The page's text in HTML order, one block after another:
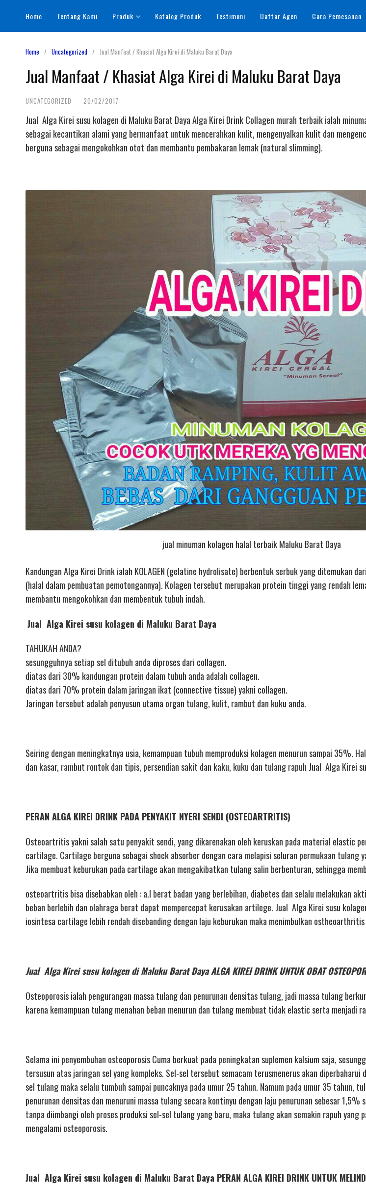
content
Home Tentang Kami Produk Katalog Produk Testimoni Daftar Agen Cara Pemesanan
Home Uncategorized Jual Manfaat / Khasiat Alga Kirei di Maluku Barat Daya
Jual Manfaat / Khasiat Alga Kirei di Maluku Barat Daya
UNCATEGORIZED · 20/02/2017
Jual Alga Kirei susu kolagen di Maluku Barat Daya Alga Kirei Drink Collagen murah terbaik ialah
sebagai kecantikan alami yang bermanfaat untuk mencerahkan kulit, mengenyalkan kulit dan
berguna sebagai mengokohkan otot dan membantu pembakaran lemak (natural slimming).
jual minuman kolagen halal terbaik Maluku Barat Daya
Kandungan Alga Kirei Drink ialah KOLAGEN (gelatine hydrolisate) berbentuk serbuk yang ditemukan
(halal dalam pembuatan pemotongannya). Kolagen tersebut merupakan protein tinggi yang rendah
membantu mengokohkan dan membentuk tubuh indah.
Jual Alga Kirei susu kolagen di Maluku Barat Daya
TAHUKAH ANDA?
sesungguhnya setiap sel ditubuh anda diproses dari collagen.
diatas dari 30% kandungan protein dalam tubuh anda adalah collagen.
diatas dari 70% protein dalam jaringan ikat (connective tissue) yakni collagen.
Jaringan tersebut adalah penyusun utama organ tulang, kulit, rambut dan kuku anda.
Seiring dengan meningkatnya usia, kemampuan tubuh memproduksi kolagen menurun sampai 35%.
dan kasar, rambut rontok dan tipis, persendian sakit dan kaku, kuku dan tulang rapuh Jual Alga Kirei
PERAN ALGA KIREI DRINK PADA PENYAKIT NYERI SENDI (OSTEOARTRITIS)
Osteoartritis yakni salah satu penyakit sendi, yang dikarenakan oleh keruskan pada material elastic
cartilage. Cartilage berguna sebagai shock absorber dengan cara melapisi seluran permukaan tulang
Jika membuat keburukan pada cartilage akan mengakibatkan tulang salin berbenturan, sehingga
osteoartritis bisa disebabkan oleh : a.l berat badan yang berlebihan, diabetes dan selalu melakukan
beban berlebih dan olahraga berat dapat mempercepat kerusakan artilege. Jual Alga Kirei susu
iosintesa cartilage lebih rendah disebanding dengan laju keburukan maka menimbulkan
Jual Alga Kirei susu kolagen di Maluku Barat Daya ALGA KIREI DRINK UNTUK OBAT
Osteoporosis ialah pengurangan massa tulang dan penurunan densitas tulang, jadi massa tulang
karena kemampuan tulang menahan beban menurun dan tulang membuat tidak elastic serta menjadi
Selama ini penyembuhan osteoporosis Cuma berkuat pada peningkatan suplemen kalsium saja,
tersusun atas jaringan sel yang kompleks. Sel-sel tersebut semacam terusmenerus akan diperbaharui
sel tulang maka selalu tumbuh sampai puncaknya pada umur 25 tahun. Namum pada umur 35 tahun,
penurunan densitas dan menuruni massa tulang secara kontinyu dengan laju penurunan sebesar
tanpa diimbangi oleh proses produksi sel-sel tulang yang baru, maka tulang akan semakin rapuh yang
mengalami osteoporosis.
Jual Alga Kirei susu kolagen di Maluku Barat Daya PERAN ALGA KIREI DRINK UNTUK